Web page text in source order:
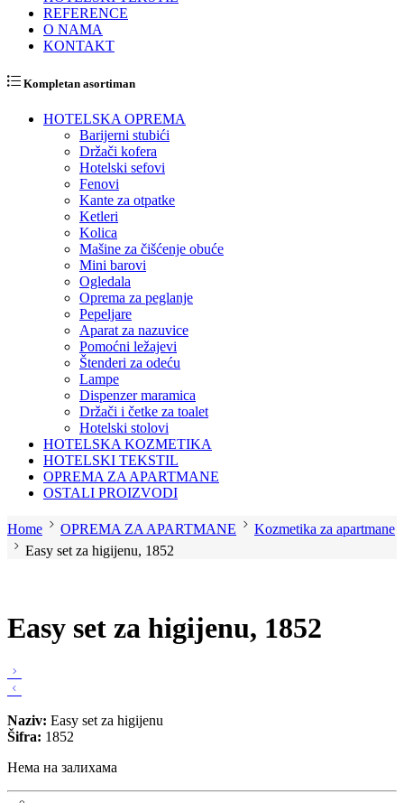
REFERENCE
O NAMA
KONTAKT
Kompletan asortiman
HOTELSKA OPREMA
Barijerni stubići
Držači kofera
Hotelski sefovi
Fenovi
Kante za otpatke
Ketleri
Kolica
Mašine za čišćenje obuće
Mini barovi
Ogledala
Oprema za peglanje
Pepeljare
Aparat za nazuvice
Pomoćni ležajevi
Štenderi za odeću
Lampe
Dispenzer maramica
Držači i četke za toalet
Hotelski stolovi
HOTELSKA KOZMETIKA
HOTELSKI TEKSTIL
OPREMA ZA APARTMANE
OSTALI PROIZVODI
Home OPREMA ZA APARTMANE
Kozmetika za apartmane
Easy set za higijenu, 1852
Easy set za higijenu, 1852
Naziv: Easy set za higijenu
Šifra: 1852
Нема на залихама